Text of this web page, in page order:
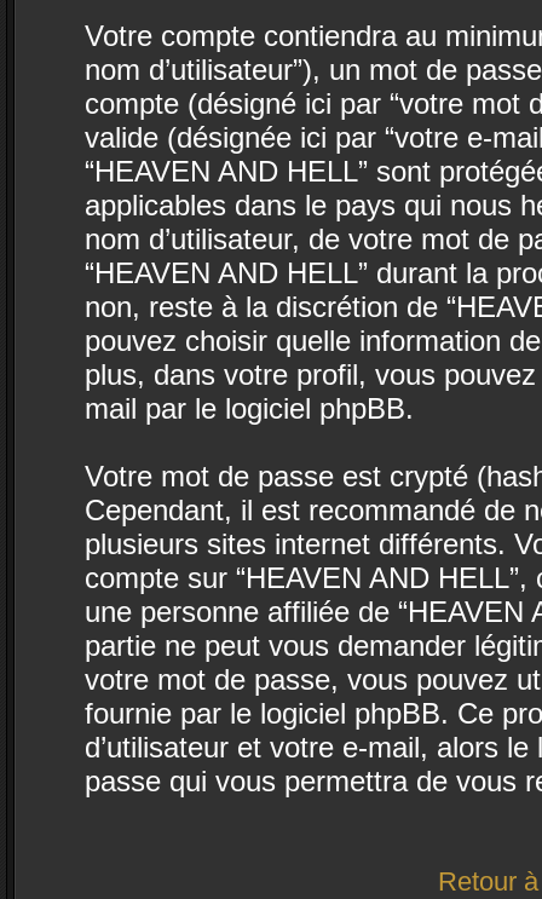
Votre compte contiendra au
nom d’utilisateur”), un mot de
compte (désigné ici par “votre mot
valide (désignée ici par “votre e-
“HEAVEN AND HELL” sont
applicables dans le pays qui nous
nom d’utilisateur, de votre mot de
“HEAVEN AND HELL” durant la
non, reste à la discrétion de
pouvez choisir quelle information
plus, dans votre profil, vous
mail par le logiciel phpBB.
Votre mot de passe est crypté
Cependant, il est recommandé de
plusieurs sites internet différents.
compte sur “HEAVEN AND
une personne affiliée de “HEAVEN
partie ne peut vous demander
votre mot de passe, vous pouvez
fournie par le logiciel phpBB. Ce
d’utilisateur et votre e-mail, alors
passe qui vous permettra de vous
Retour